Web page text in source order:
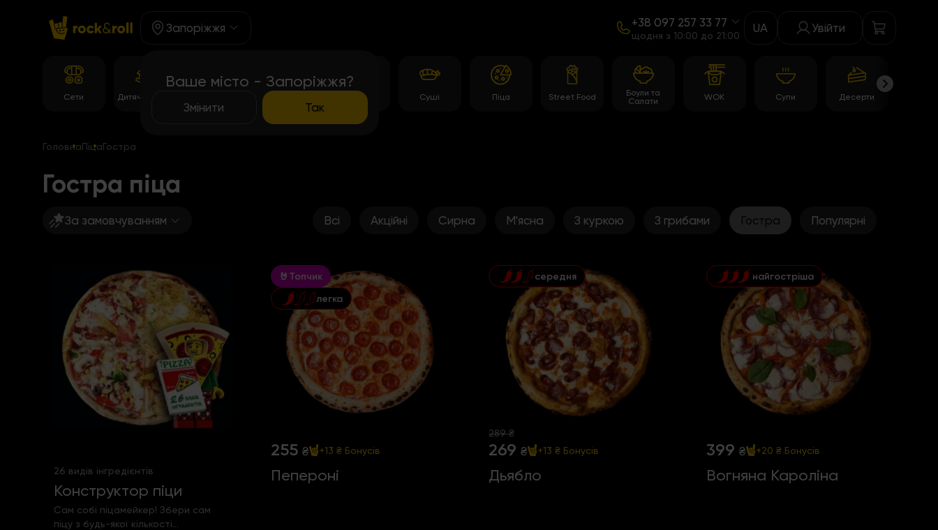
Запоріжжя
Ваше місто - Запоріжжя?
Змінити Так
+38 097 257 33 77
щодня з 10:00 до 21:00
UA Увійти
Сети Дитяче Меню Темпура роли Роли Суші Піца Street Food
Боули та
Салати
WOK Супи Десерти
ГоловнаПіцаГостра
Гостра піца
За замовчуванням Всі Акційні Сирна М'ясна З куркою З грибами Гостра Популярні
26 видів інгредієнтів
Конструктор піци
Сам собі піцамейкер! Збери сам
піцу з будь-якої кількості
🤘Топчик
легка
255₴ +13 ₴ Бонусів
Пепероні
середня
289 ₴
269 ₴ +13 ₴ Бонусів
Дьябло
найгостріша
399 ₴ +20 ₴ Бонусів
Вогняна Кароліна